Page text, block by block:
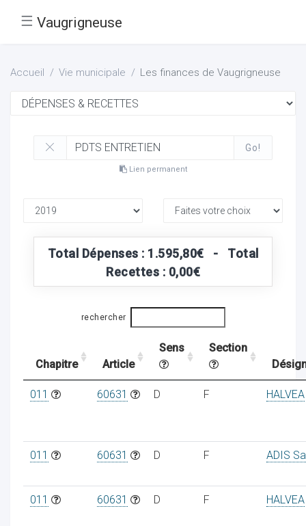
☰ Vaugrigneuse
Accueil Vie municipale Les finances de Vaugrigneuse
Go!
Lien permanent
Total Dépenses : 1.595,80€ - Total
Recettes : 0,00€
rechercher
Chapitre Article
Sens
Section
011 60631 D F HALVEA
011 60631 D F ADIS
011 60631 D F HALVEA